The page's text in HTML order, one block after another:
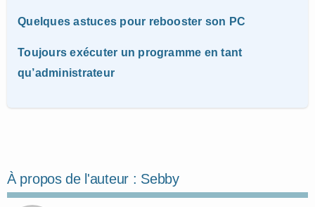
Quelques astuces pour rebooster son PC
Toujours exécuter un programme en tant
qu’administrateur
À propos de l'auteur : Sebby